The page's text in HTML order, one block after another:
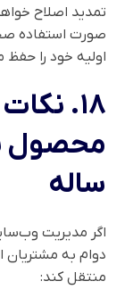
اولیه خود را حفظ
۱۸.
ساله
اگر مدیریت
دوام به مشتریان
منتقل کند: